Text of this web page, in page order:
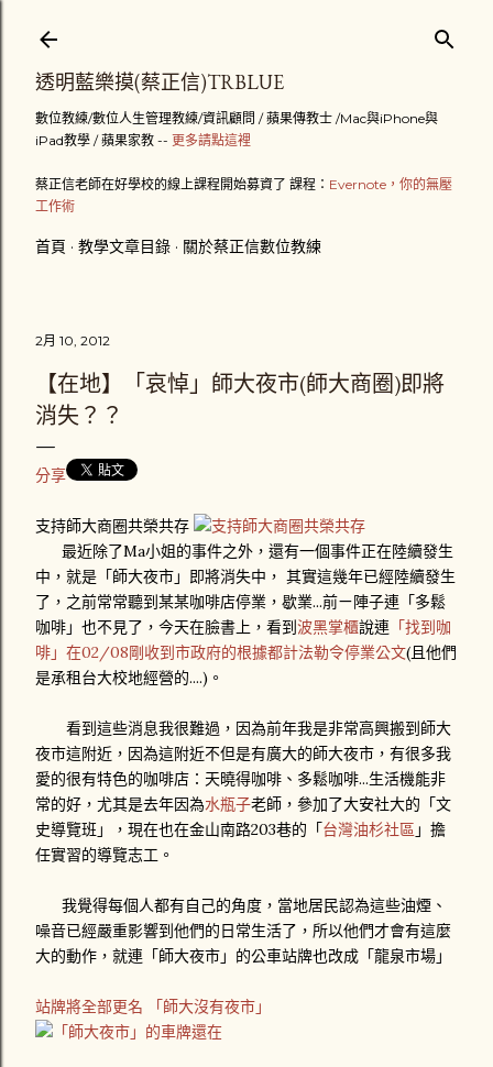
透明藍樂摸(蔡正信)TRBLUE
數位教練/數位人生管理教練/資訊顧問 / 蘋果傳教士 /Mac與iPhone與
iPad教學 / 蘋果家教 -- 更多請點這裡
蔡正信老師在好學校的線上課程開始募資了 課程： Evernote，你的無壓
工作術
首頁 教學文章目錄 關於蔡正信數位教練
2月 10, 2012
【在地】「哀悼」師大夜市(師大商圈)即將
消失？？
分享
支持師大商圈共榮共存
最近除了Ma小姐的事件之外，還有一個事件正在陸續發生
中，就是「師大夜市」即將消失中， 其實這幾年已經陸續發生
了，之前常常聽到某某咖啡店停業，歇業...前ㄧ陣子連「多鬆
咖啡」也不見了，今天在臉書上，看到波黑掌櫃說連 「找到咖
啡」在02/08剛收到市政府的根據都計法勒令停業公文(且他們
是承租台大校地經營的....)。
看到這些消息我很難過，因為前年我是非常高興搬到師大
夜市這附近，因為這附近不但是有廣大的師大夜市，有很多我
愛的很有特色的咖啡店：天曉得咖啡、多鬆咖啡...生活機能非
常的好，尤其是去年因為水瓶子老師，參加了大安社大的「文
史導覽班」，現在也在金山南路203巷的「台灣油杉社區 」擔
任實習的導覽志工。
我覺得每個人都有自己的角度，當地居民認為這些油煙、
噪音已經嚴重影響到他們的日常生活了，所以他們才會有這麼
大的動作，就連「師大夜市」的公車站牌也改成「龍泉市場」
站牌將全部更名 「師大沒有夜市」